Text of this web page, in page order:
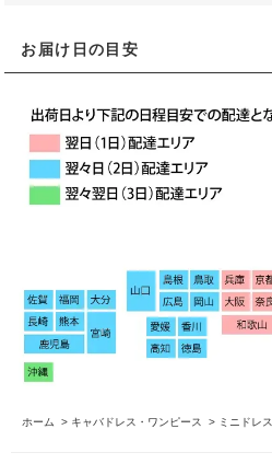
お届け日の目安
ホーム > キャバドレス・ワンピース > ミニドレス